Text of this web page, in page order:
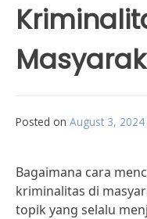
Posted on August 3, 2024
Bagaimana cara
kriminalitas di
topik yang selalu